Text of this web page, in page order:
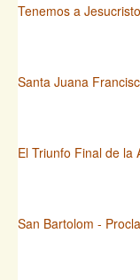
Tenemos a
Santa Juana
El Triunfo Final de la
San Bartolom -